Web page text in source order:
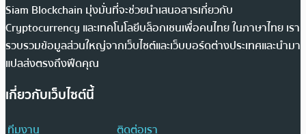
Siam Blockchain มุ่งมั่นที่จะช่วยนำเสนอสารเกี่ยวกับ
Cryptocurrency และเทคโนโลยีบล็อกเชนเพื่อคนไทย ในภาษาไทย เรา
รวบรวมข้อมูลส่วนใหญ่จากเว็บไซต์และเว็บบอร์ดต่างประเทศและนำมา
แปลส่งตรงถึงฟีดคุณ
เกี่ยวกับเว็บไซต์นี้
ทีมงาน
ติดต่อเรา